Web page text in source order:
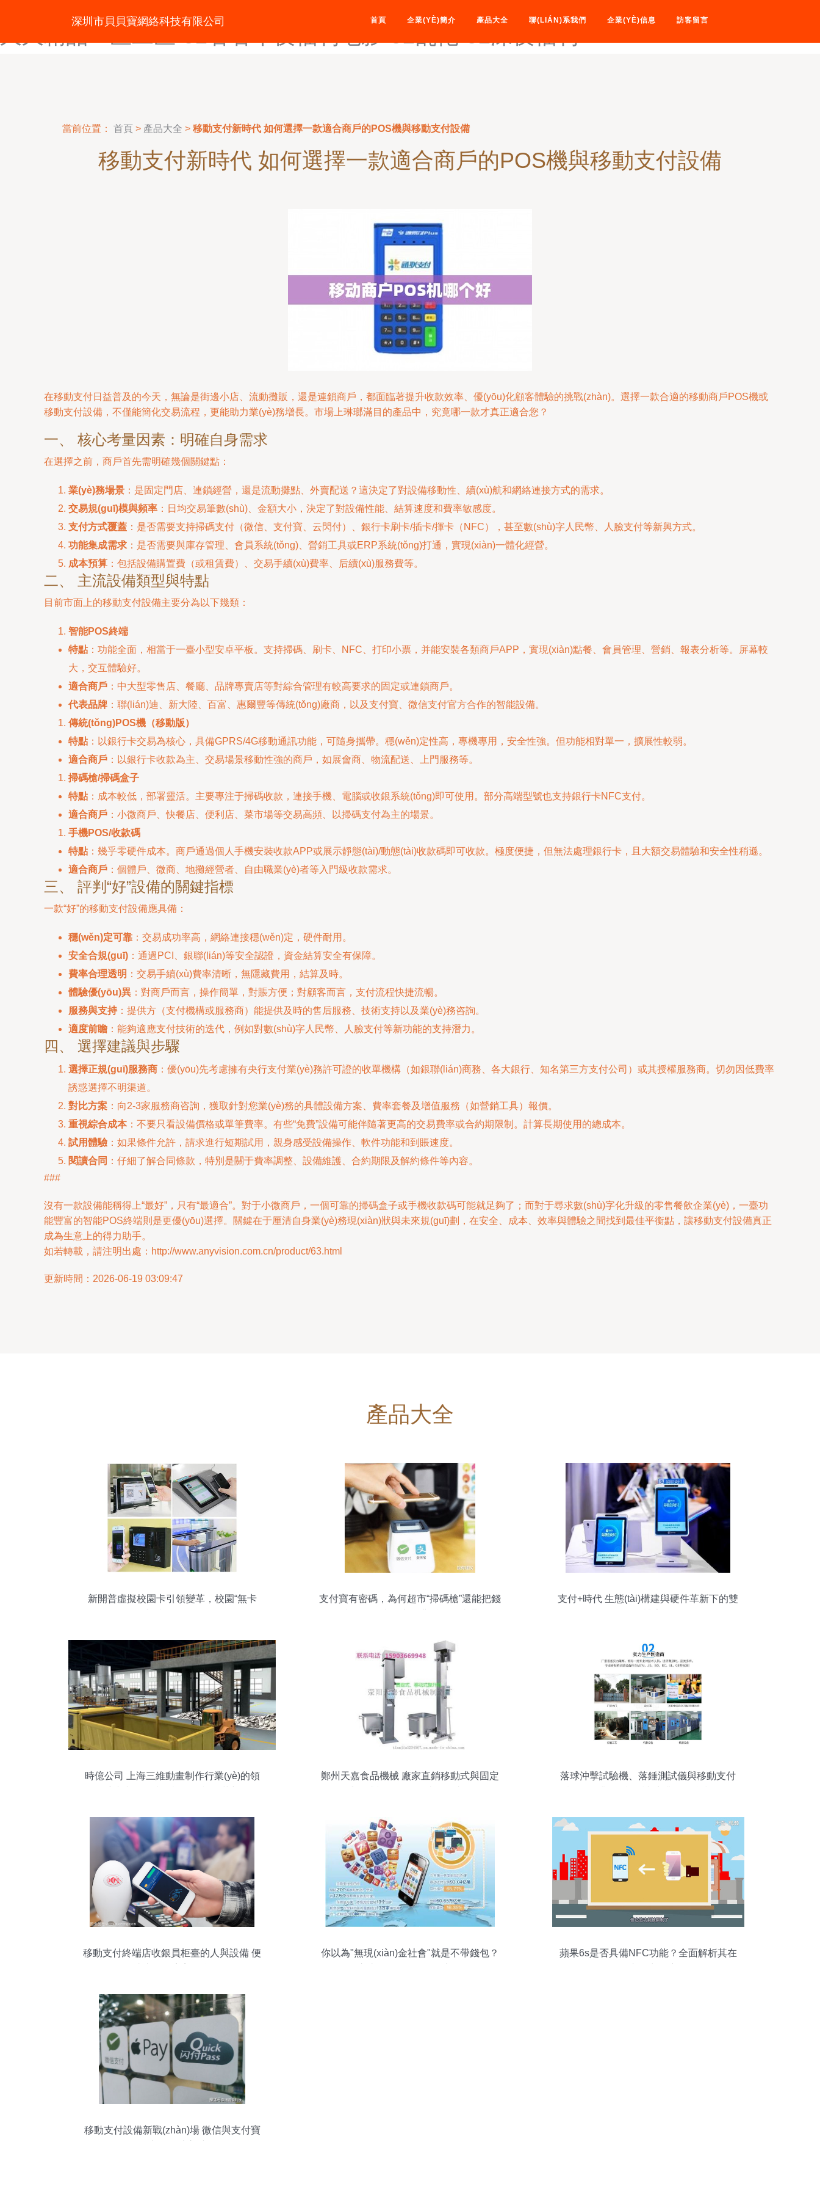
91做爱视频-92传媒视频-92福利网-92福利无码-92九色老师-92久草视频观看体验-92
深圳市貝貝寶網絡科技有限公司 首頁 企業(YÈ)簡介 產品大全 聯(LIÁN)系我們 企業(YÈ)信息 訪客留言
當前位置： 首頁 > 產品大全 > 移動支付新時代 如何選擇一款適合商戶的POS機與移動支付設備
移動支付新時代 如何選擇一款適合商戶的POS機與移動支付設備
在移動支付日益普及的今天，無論是街邊小店、流動攤販，還是連鎖商戶，都面臨著提升收款效率、優(yōu)化顧客體驗的挑戰(zhàn)。選擇一款合適的移動商戶POS機或
移動支付設備，不僅能簡化交易流程，更能助力業(yè)務增長。市場上琳瑯滿目的產品中，究竟哪一款才真正適合您？
一、 核心考量因素：明確自身需求
在選擇之前，商戶首先需明確幾個關鍵點：
業(yè)務場景 ：是固定門店、連鎖經營，還是流動攤點、外賣配送？這決定了對設備移動性、續(xù)航和網絡連接方式的需求。
交易規(guī)模與頻率 ：日均交易筆數(shù)、金額大小，決定了對設備性能、結算速度和費率敏感度。
支付方式覆蓋 ：是否需要支持掃碼支付（微信、支付寶、云閃付）、銀行卡刷卡/插卡/揮卡（NFC），甚至數(shù)字人民幣、人臉支付等新興方式。
功能集成需求 ：是否需要與庫存管理、會員系統(tǒng)、營銷工具或ERP系統(tǒng)打通，實現(xiàn)一體化經營。
成本預算 ：包括設備購置費（或租賃費）、交易手續(xù)費率、后續(xù)服務費等。
二、 主流設備類型與特點
目前市面上的移動支付設備主要分為以下幾類：
智能POS終端
特點 ：功能全面，相當于一臺小型安卓平板。支持掃碼、刷卡、NFC、打印小票，并能安裝各類商戶APP，實現(xiàn)點餐、會員管理、營銷、報表分析等。屏幕較
大，交互體驗好。
適合商戶 ：中大型零售店、餐廳、品牌專賣店等對綜合管理有較高要求的固定或連鎖商戶。
代表品牌 ：聯(lián)迪、新大陸、百富、惠爾豐等傳統(tǒng)廠商，以及支付寶、微信支付官方合作的智能設備。
傳統(tǒng)POS機（移動版）
特點 ：以銀行卡交易為核心，具備GPRS/4G移動通訊功能，可隨身攜帶。穩(wěn)定性高，專機專用，安全性強。但功能相對單一，擴展性較弱。
適合商戶 ：以銀行卡收款為主、交易場景移動性強的商戶，如展會商、物流配送、上門服務等。
掃碼槍/掃碼盒子
特點 ：成本較低，部署靈活。主要專注于掃碼收款，連接手機、電腦或收銀系統(tǒng)即可使用。部分高端型號也支持銀行卡NFC支付。
適合商戶 ：小微商戶、快餐店、便利店、菜市場等交易高頻、以掃碼支付為主的場景。
手機POS/收款碼
特點 ：幾乎零硬件成本。商戶通過個人手機安裝收款APP或展示靜態(tài)/動態(tài)收款碼即可收款。極度便捷，但無法處理銀行卡，且大額交易體驗和安全性稍遜。
適合商戶 ：個體戶、微商、地攤經營者、自由職業(yè)者等入門級收款需求。
三、 評判“好”設備的關鍵指標
一款“好”的移動支付設備應具備：
穩(wěn)定可靠 ：交易成功率高，網絡連接穩(wěn)定，硬件耐用。
安全合規(guī) ：通過PCI、銀聯(lián)等安全認證，資金結算安全有保障。
費率合理透明 ：交易手續(xù)費率清晰，無隱藏費用，結算及時。
體驗優(yōu)異 ：對商戶而言，操作簡單，對賬方便；對顧客而言，支付流程快捷流暢。
服務與支持：提供方（支付機構或服務商）能提供及時的售后服務、技術支持以及業(yè)務咨詢。
適度前瞻 ：能夠適應支付技術的迭代，例如對數(shù)字人民幣、人臉支付等新功能的支持潛力。
四、 選擇建議與步驟
選擇正規(guī)服務商 ：優(yōu)先考慮擁有央行支付業(yè)務許可證的收單機構（如銀聯(lián)商務、各大銀行、知名第三方支付公司）或其授權服務商。切勿因低費率
誘惑選擇不明渠道。
對比方案 ：向2-3家服務商咨詢，獲取針對您業(yè)務的具體設備方案、費率套餐及增值服務（如營銷工具）報價。
重視綜合成本：不要只看設備價格或單筆費率。有些“免費”設備可能伴隨著更高的交易費率或合約期限制。計算長期使用的總成本。
試用體驗 ：如果條件允許，請求進行短期試用，親身感受設備操作、軟件功能和到賬速度。
閱讀合同 ：仔細了解合同條款，特別是關于費率調整、設備維護、合約期限及解約條件等內容。
###
沒有一款設備能稱得上“最好”，只有“最適合”。對于小微商戶，一個可靠的掃碼盒子或手機收款碼可能就足夠了；而對于尋求數(shù)字化升級的零售餐飲企業(yè)，一臺功
能豐富的智能POS終端則是更優(yōu)選擇。關鍵在于厘清自身業(yè)務現(xiàn)狀與未來規(guī)劃，在安全、成本、效率與體驗之間找到最佳平衡點，讓移動支付設備真正
成為生意上的得力助手。
如若轉載，請注明出處：http://www.anyvision.com.cn/product/63.html
更新時間：2026-06-19 03:09:47
產品大全
新開普虛擬校園卡引領變革，校園“無卡
支付寶有密碼，為何超市“掃碼槍”還能把錢
支付+時代 生態(tài)構建與硬件革新下的雙
時億公司 上海三維動畫制作行業(yè)的領
鄭州天嘉食品機械 廠家直銷移動式與固定
落球沖擊試驗機、落錘測試儀與移動支付
移動支付終端店收銀員柜臺的人與設備 便
你以為"無現(xiàn)金社會"就是不帶錢包？
蘋果6s是否具備NFC功能？全面解析其在
移動支付設備新戰(zhàn)場 微信與支付寶